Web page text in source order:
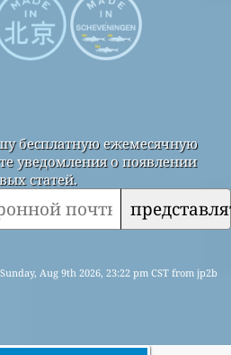
бесплатную ежемесячную
уведомления о появлении
статей.
Aug 9th 2026, 23:22 pm CST from jp2b